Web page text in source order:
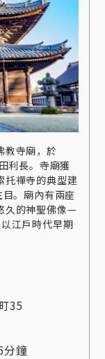
教寺廟，於
利長。寺廟獲
托禪寺的典型建
。廟內有兩座
久的神聖佛像—
江戶時代早期
35
鐘